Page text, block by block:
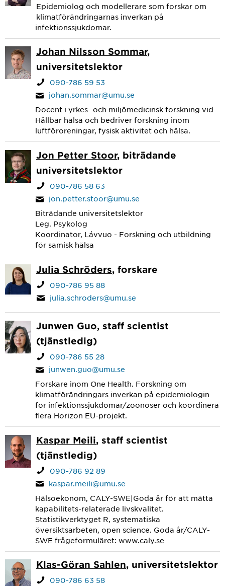
Epidemiolog och modellerare som forskar om
klimatförändringarnas inverkan på
infektionssjukdomar.
Johan Nilsson Sommar,
universitetslektor
090-786 59 53
johan.sommar@umu.se
Docent i yrkes- och miljömedicinsk forskning vid
Hållbar hälsa och bedriver forskning inom
luftföroreningar, fysisk aktivitet och hälsa.
Jon Petter Stoor, biträdande
universitetslektor
090-786 58 63
jon.petter.stoor@umu.se
Biträdande universitetslektor
Leg. Psykolog
Koordinator, Lávvuo - Forskning och utbildning
för samisk hälsa
Julia Schröders, forskare
090-786 95 88
julia.schroders@umu.se
Junwen Guo, staff scientist
(tjänstledig)
090-786 55 28
junwen.guo@umu.se
Forskare inom One Health. Forskning om
klimatförändringars inverkan på epidemiologin
för infektionssjukdomar/zoonoser och koordinera
flera Horizon EU-projekt.
Kaspar Meili, staff scientist
(tjänstledig)
090-786 92 89
kaspar.meili@umu.se
Hälsoekonom, CALY-SWE|Goda år för att mätta
kapabilitets-relaterade livskvalitet.
Statistikverktyget R, systematiska
översiktsarbeten, open science. Goda år/CALY-
SWE frågeformuläret: www.caly.se
Klas-Göran Sahlen, universitetslektor
090-786 63 58